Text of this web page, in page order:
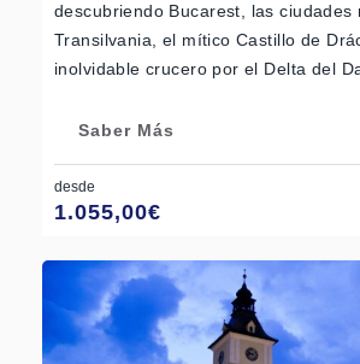
descubriendo Bucarest, las ciudades
Transilvania, el mítico Castillo de
inolvidable crucero por el Delta del
Saber Más
desde
1.055,00€